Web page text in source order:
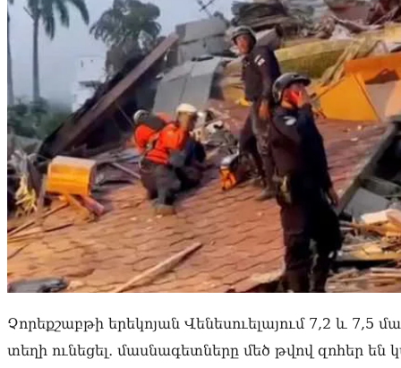
Չորեքշաբթի երեկոյան Վենեսուելայում 7,2 և 7,5
տեղի ունեցել․ մասնագետները մեծ թվով զոհեր